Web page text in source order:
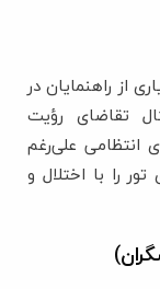
از راهنمایان در
تقاضای رؤیت
انتظامی علی‌رغم
را با اختلال و